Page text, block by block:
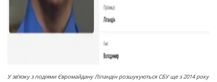
У звʼязку з подіями Євромайдану Ліпандін розшукуються СБУ ще з 2014 року